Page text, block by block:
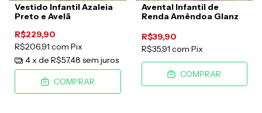
Vestido Infantil Azaleia
Preto e Avelã
R$229,90
R$206,91 com Pix
4x de R$57,48 sem juros
COMPRAR
Avental Infantil de
Renda Amêndoa Glanz
R$39,90
R$35,91 com Pix
COMPRAR